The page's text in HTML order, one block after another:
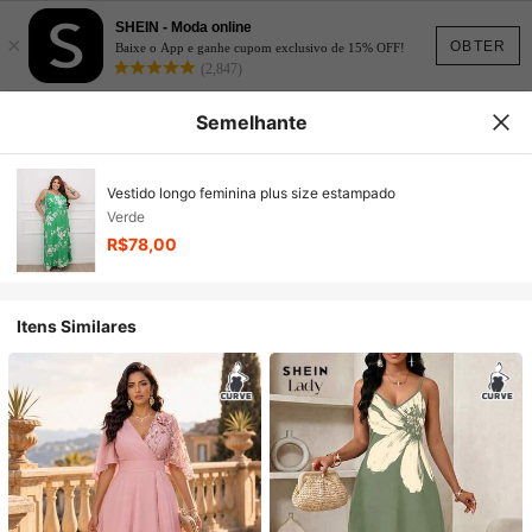
OBTER
×
SHEIN - Moda online
Baixe o App e ganhe cupom exclusivo de 15% OFF!
(2,847)
Semelhante
Vestido longo feminina plus size estampado
Verde
R$78,00
Itens Similares